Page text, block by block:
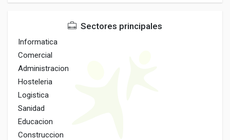
Sectores principales
Informatica
Comercial
Administracion
Hosteleria
Logistica
Sanidad
Educacion
Construccion